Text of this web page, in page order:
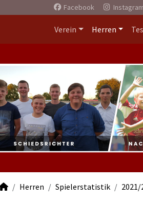
Facebook Instagram
Verein Herren
Herren Spielerstatistik 2021/